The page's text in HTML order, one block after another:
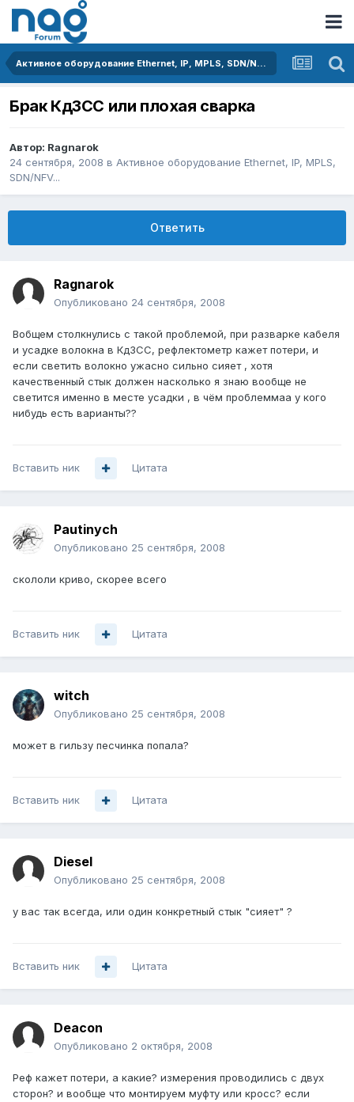
Активное оборудование Ethernet, IP, MPLS, SDN/NFV...
Брак КдЗСС или плохая сварка
Автор: Ragnarok
24 сентября, 2008 в Активное оборудование Ethernet, IP, MPLS,
SDN/NFV...
Ответить
Ragnarok
Опубликовано 24 сентября, 2008
Вобщем столкнулись с такой проблемой, при разварке кабеля
и усадке волокна в КдЗСС, рефлектометр кажет потери, и
если светить волокно ужасно сильно сияет , хотя
качественный стык должен насколько я знаю вообще не
светится именно в месте усадки , в чём проблеммаа у кого
нибудь есть варианты??
Вставить ник Цитата
Pautinych
Опубликовано 25 сентября, 2008
скололи криво, скорее всего
Вставить ник Цитата
witch
Опубликовано 25 сентября, 2008
может в гильзу песчинка попала?
Вставить ник Цитата
Diesel
Опубликовано 25 сентября, 2008
у вас так всегда, или один конкретный стык "сияет" ?
Вставить ник Цитата
Deacon
Опубликовано 2 октября, 2008
Реф кажет потери, а какие? измерения проводились с двух
сторон? и вообще что монтируем муфту или кросс? если